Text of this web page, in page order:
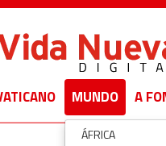
MUNDO
ÁFRICA
A